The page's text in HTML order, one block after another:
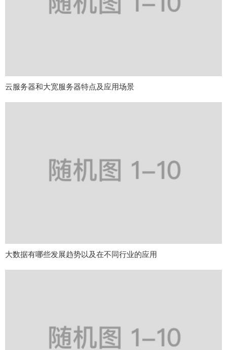
云服务器和大宽服务器特点及应用场景
大数据有哪些发展趋势以及在不同行业的应用